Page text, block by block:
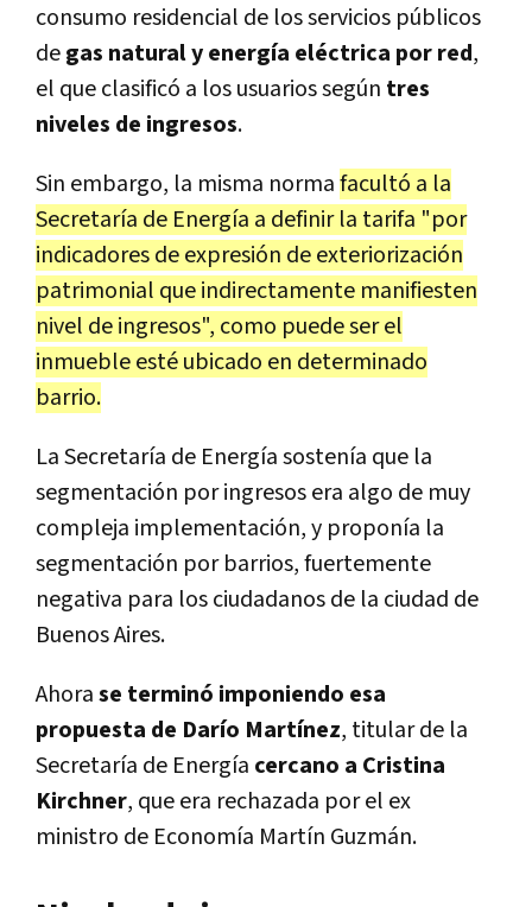
consumo residencial de los servicios públicos
degas natural y energía eléctrica por red,
el que clasificó a los usuarios según tres
niveles de ingresos.
Sin embargo, la misma normafacultó a la
Secretaría de Energía a definir la tarifa "por
indicadores de expresión de exteriorización
patrimonial que indirectamente manifiesten
nivel de ingresos", como puede ser el
inmueble esté ubicado en determinado
barrio.
La Secretaría de Energía sostenía que la
segmentación por ingresos era algo de muy
compleja implementación, y proponía la
segmentación por barrios, fuertemente
negativa para los ciudadanos de la ciudad de
Buenos Aires.
Ahorase terminó imponiendo esa
propuesta de Darío Martínez, titular de la
Secretaría de Energía cercano a Cristina
Kirchner, que era rechazada por el ex
ministro de Economía Martín Guzmán.